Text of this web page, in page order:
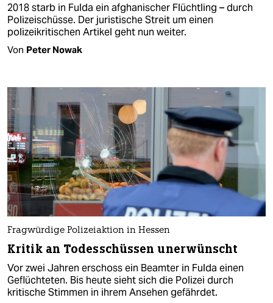
2018 starb in Fulda ein afghanischer Flüchtling – durch
Polizeischüsse. Der juristische Streit um einen
polizeikritischen Artikel geht nun weiter.
Von Peter Nowak
Fragwürdige Polizeiaktion in Hessen
Kritik an Todesschüssen unerwünscht
Vor zwei Jahren erschoss ein Beamter in Fulda einen
Geflüchteten. Bis heute sieht sich die Polizei durch
kritische Stimmen in ihrem Ansehen gefährdet.